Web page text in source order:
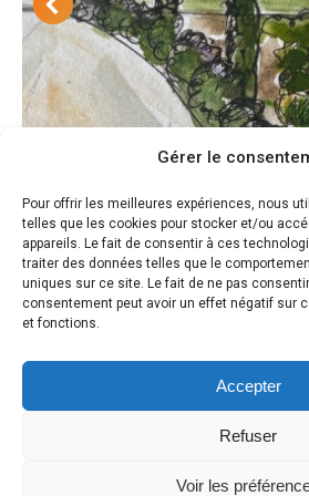
Gérer le
Pour offrir les meilleures expériences, nous
telles que les cookies pour stocker et/ou
appareils. Le fait de consentir à ces
traiter des données telles que le
uniques sur ce site. Le fait de ne pas
consentement peut avoir un effet négatif sur
et fonctions.
Accepter
Refuser
Voir les
Le projet méditerranéen
Peyrolles en
Projets paysagers